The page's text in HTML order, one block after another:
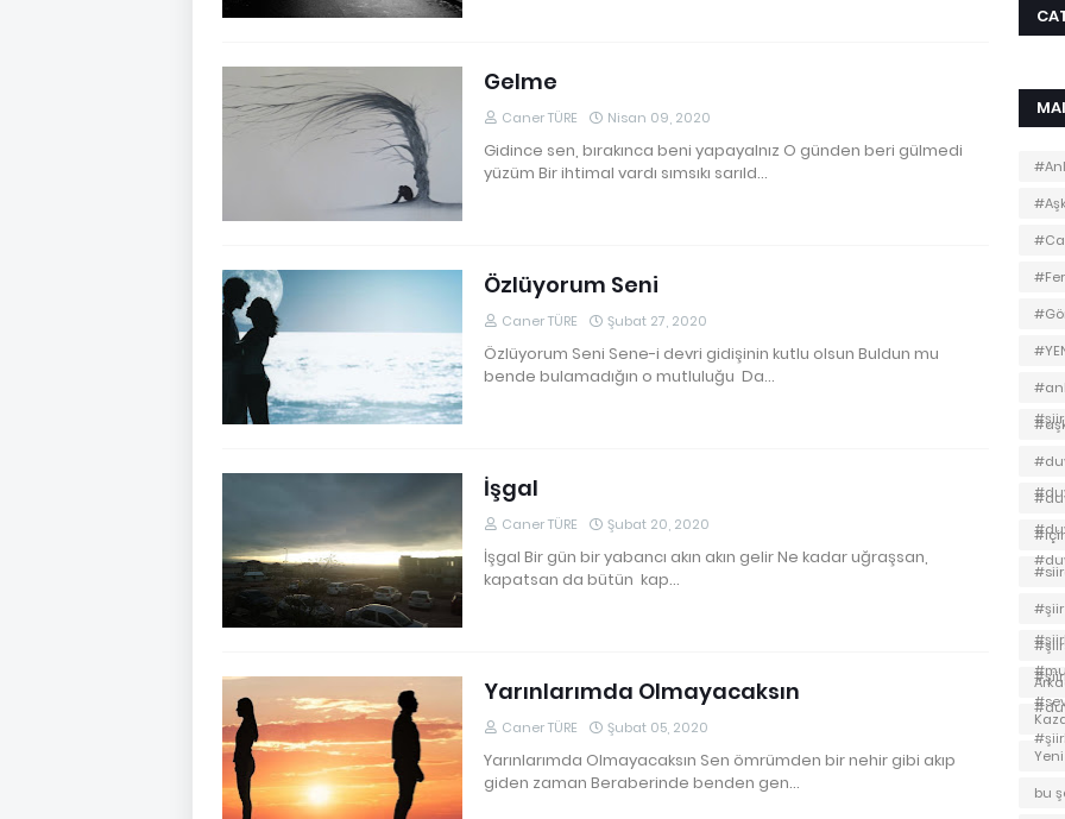
Gelme
Caner TÜRE Nisan 09, 2020
Gidince sen, bırakınca beni yapayalnız O günden beri gülmedi
yüzüm Bir ihtimal vardı sımsıkı sarıld…
Özlüyorum Seni
Caner TÜRE Şubat 27, 2020
Özlüyorum Seni Sene-i devri gidişinin kutlu olsun Buldun mu
bende bulamadığın o mutluluğu Da…
İşgal
Caner TÜRE Şubat 20, 2020
İşgal Bir gün bir yabancı akın akın gelir Ne kadar uğraşsan,
kapatsan da bütün kap…
Yarınlarımda Olmayacaksın
Caner TÜRE Şubat 05, 2020
Yarınlarımda Olmayacaksın Sen ömrümden bir nehir gibi akıp
giden zaman Beraberinde benden gen…
Yeni
bu